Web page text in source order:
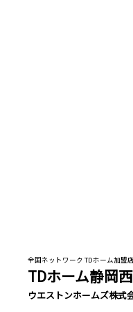
全国ネットワーク TDホーム加盟
TDホーム静岡西
ウエストンホームズ株式